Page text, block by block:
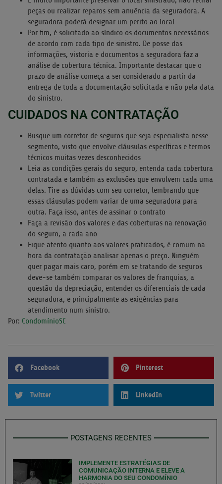
peças ou realizar reparos sem anuência da seguradora. A
seguradora poderá designar um perito ao local
Por fim, é solicitado ao síndico os documentos necessários
de acordo com cada tipo de sinistro. De posse das
informações, vistoria e documentos a seguradora faz a
análise de cobertura técnica. Importante destacar que o
prazo de análise começa a ser considerado a partir da
entrega de toda a documentação solicitada e não pela data
do sinistro.
CUIDADOS NA CONTRATAÇÃO
Busque um corretor de seguros que seja especialista nesse
segmento, visto que envolve cláusulas específicas e termos
técnicos muitas vezes desconhecidos
Leia as condições gerais do seguro, entenda cada cobertura
contratada e também as exclusões que envolvem cada uma
delas. Tire as dúvidas com seu corretor, lembrando que
essas cláusulas podem variar de uma seguradora para
outra. Faça isso, antes de assinar o contrato
Faça a revisão dos valores e das coberturas na renovação
do seguro, a cada ano
Fique atento quanto aos valores praticados, é comum na
hora da contratação analisar apenas o preço. Ninguém
quer pagar mais caro, porém em se tratando de seguros
deve-se também comparar os valores de franquias, a
questão da depreciação, entender os diferenciais de cada
seguradora, e principalmente as exigências para
atendimento num sinistro.
Por: CondomínioSC
Facebook Pinterest
Twitter LinkedIn
POSTAGENS RECENTES
IMPLEMENTE ESTRATÉGIAS DE
COMUNICAÇÃO INTERNA E ELEVE A
HARMONIA DO SEU CONDOMÍNIO